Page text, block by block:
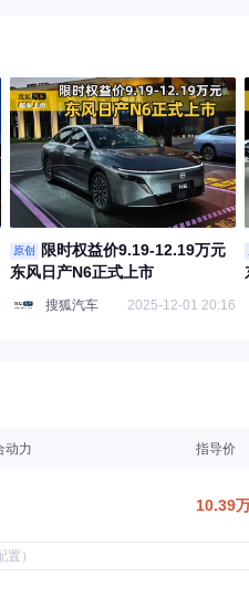
原创
限时权益价9.19-12.19万元
东风日产N6正式上市
搜狐汽车 2025-12-01 20:16
动力 指导价
10.39
置）